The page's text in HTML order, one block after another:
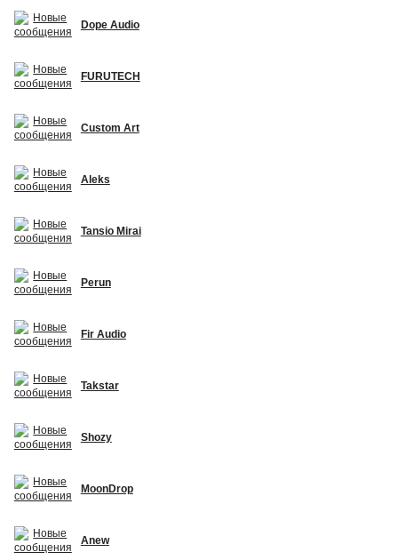
Dope Audio
FURUTECH
Custom Art
Aleks
Tansio Mirai
Perun
Fir Audio
Takstar
Shozy
MoonDrop
Anew